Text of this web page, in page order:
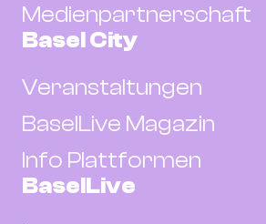
Medienpartnerschaft
Basel City
Veranstaltungen
BaselLive Magazin
Info Plattformen
BaselLive